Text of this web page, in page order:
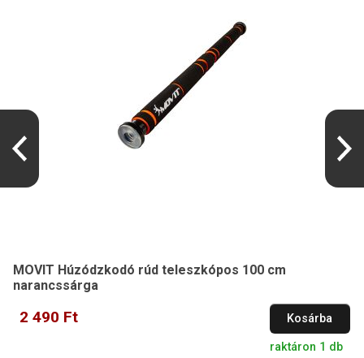
MOVIT Húzódzkodó rúd teleszkópos 100 cm
narancssárga
2 490 Ft Kosárba
raktáron 1 db